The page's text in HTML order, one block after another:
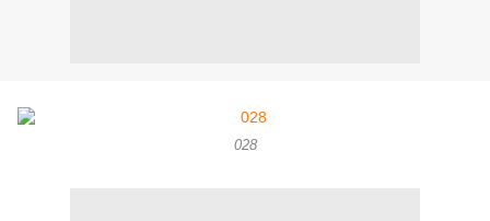
028